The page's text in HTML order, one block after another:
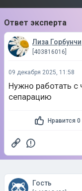
Ответ эксперта
Лиза Горбунчи
[403816016]
09 декабря 2025, 11:58
Нужно работать с
сепарацию
Нравится 0
Гость